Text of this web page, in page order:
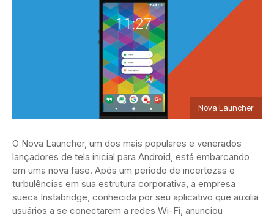
Nova Launcher
O Nova Launcher, um dos mais populares e venerados
lançadores de tela inicial para Android, está embarcando
em uma nova fase. Após um período de incertezas e
turbulências em sua estrutura corporativa, a empresa
sueca Instabridge, conhecida por seu aplicativo que auxilia
usuários a se conectarem a redes Wi-Fi, anunciou